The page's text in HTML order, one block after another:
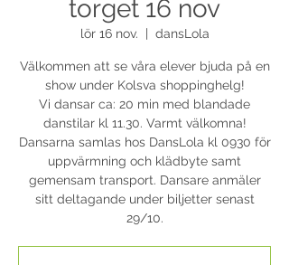
torget 16 nov
lör 16 nov. dansLola
Välkommen att se våra elever bjuda på en
show under Kolsva shoppinghelg!
Vi dansar ca: 20 min med blandade
danstilar kl 11.30. Varmt välkomna!
Dansarna samlas hos DansLola kl 0930 för
uppvärmning och klädbyte samt
gemensam transport. Dansare anmäler
sitt deltagande under biljetter senast
29/10.